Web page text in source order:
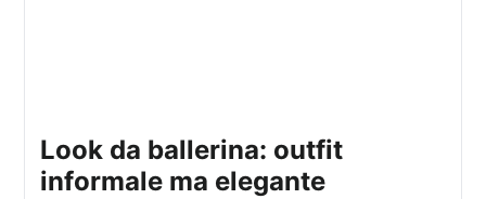
look da ballerina: outfit
informale ma elegante